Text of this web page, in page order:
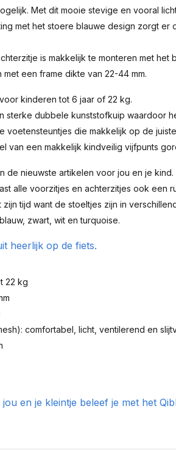
Met dit mooie stevige en vooral
met het stoere blauwe design zorgt
is makkelijk te monteren met het
een frame dikte van 22-44 mm.
kinderen tot 6 jaar of 22 kg.
sterke dubbele kunststofkuip waardoor
voetensteuntjes die makkelijk op de
van een makkelijk kindveilig vijfpunts
de nieuwste artikelen voor jou en je kind.
alle voorzitjes en achterzitjes ook een
tijd want de stoeltjes zijn in
zwart, wit en turquoise.
heerlijk op de fiets.
22 kg
comfortabel, licht, ventilerend en
en je kleintje beleef je met het